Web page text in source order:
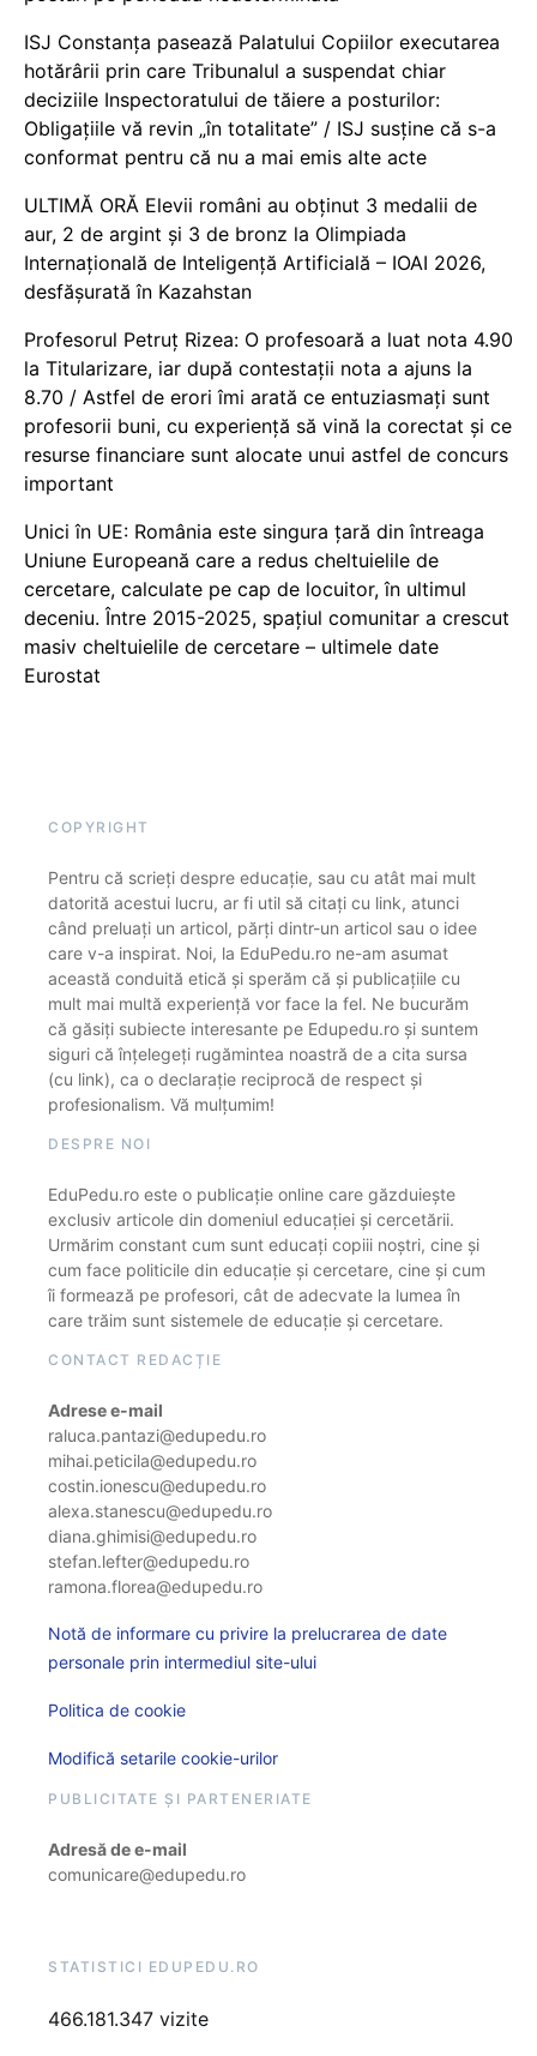
ISJ Constanța pasează Palatului Copiilor executarea
hotărârii prin care Tribunalul a suspendat chiar
deciziile Inspectoratului de tăiere a posturilor:
Obligațiile vă revin „în totalitate” / ISJ susține că s-a
conformat pentru că nu a mai emis alte acte
ULTIMĂ ORĂ Elevii români au obținut 3 medalii de
aur, 2 de argint și 3 de bronz la Olimpiada
Internațională de Inteligență Artificială – IOAI 2026,
desfășurată în Kazahstan
Profesorul Petruț Rizea: O profesoară a luat nota 4.90
la Titularizare, iar după contestații nota a ajuns la
8.70 / Astfel de erori îmi arată ce entuziasmați sunt
profesorii buni, cu experiență să vină la corectat și ce
resurse financiare sunt alocate unui astfel de concurs
important
Unici în UE: România este singura țară din întreaga
Uniune Europeană care a redus cheltuielile de
cercetare, calculate pe cap de locuitor, în ultimul
deceniu. Între 2015-2025, spațiul comunitar a crescut
masiv cheltuielile de cercetare – ultimele date
Eurostat
COPYRIGHT
Pentru că scrieți despre educație, sau cu atât mai mult
datorită acestui lucru, ar fi util să citați cu link, atunci
când preluați un articol, părți dintr-un articol sau o idee
care v-a inspirat. Noi, la EduPedu.ro ne-am asumat
această conduită etică și sperăm că și publicațiile cu
mult mai multă experiență vor face la fel. Ne bucurăm
că găsiți subiecte interesante pe Edupedu.ro și suntem
siguri că înțelegeți rugămintea noastră de a cita sursa
(cu link), ca o declarație reciprocă de respect și
profesionalism. Vă mulțumim!
DESPRE NOI
EduPedu.ro este o publicație online care găzduiește
exclusiv articole din domeniul educației și cercetării.
Urmărim constant cum sunt educați copiii noștri, cine și
cum face politicile din educație și cercetare, cine și cum
îi formează pe profesori, cât de adecvate la lumea în
care trăim sunt sistemele de educație și cercetare.
CONTACT REDACȚIE
Adrese e-mail
raluca.pantazi@edupedu.ro
mihai.peticila@edupedu.ro
costin.ionescu@edupedu.ro
alexa.stanescu@edupedu.ro
diana.ghimisi@edupedu.ro
stefan.lefter@edupedu.ro
ramona.florea@edupedu.ro
Notă de informare cu privire la prelucrarea de date
personale prin intermediul site-ului
Politica de cookie
Modifică setarile cookie-urilor
PUBLICITATE ȘI PARTENERIATE
Adresă de e-mail
comunicare@edupedu.ro
STATISTICI EDUPEDU.RO
466.181.347 vizite